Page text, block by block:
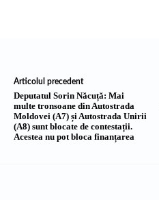
Articolul precedent
Deputatul Sorin Năcuță: Mai
multe tronsoane din Autostrada
Moldovei (A7) și Autostrada Unirii
(A8) sunt blocate de contestații.
Acestea nu pot bloca finanțarea